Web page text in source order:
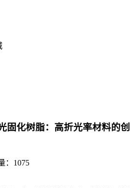
固化树脂：高折光率材料的创
： 1075